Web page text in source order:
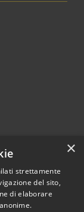
2026 • Comune di
• Powered by
•Accesso
×
strettamente
del sito,
di elaborare